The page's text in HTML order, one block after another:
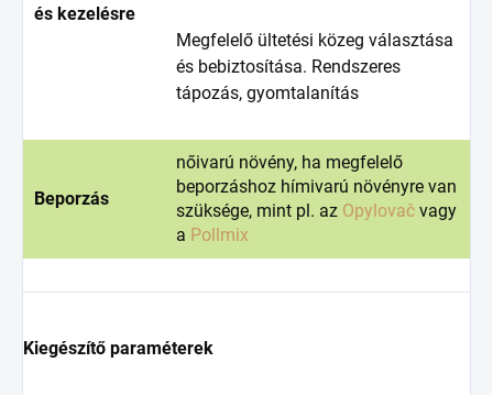
és kezelésre
Megfelelő ültetési közeg választása
és bebiztosítása. Rendszeres
tápozás, gyomtalanítás
Beporzás
nőivarú növény, ha megfelelő
beporzáshoz hímivarú növényre van
szüksége, mint pl. az Opylovač vagy
a Pollmix
Kiegészítő paraméterek